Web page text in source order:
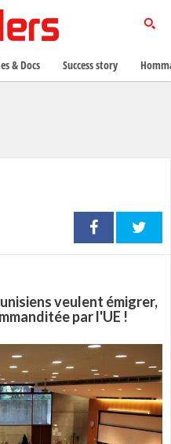
veulent émigrer,
par l'UE !
& Docs Success story